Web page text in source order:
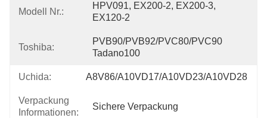
Modell Nr.:
HPV091, EX200-2, EX200-3,
EX120-2
Toshiba:
PVB90/PVB92/PVC80/PVC90
Tadano100
Uchida: A8V86/A10VD17/A10VD23/A10VD28
Verpackung
Informationen:
Sichere Verpackung